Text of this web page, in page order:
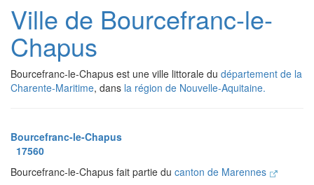
Ville de Bourcefranc-le-
Chapus
Bourcefranc-le-Chapus est une ville littorale du département de la
Charente-Maritime, dans la région de Nouvelle-Aquitaine.
Bourcefranc-le-Chapus
17560
Bourcefranc-le-Chapus fait partie du canton de Marennes